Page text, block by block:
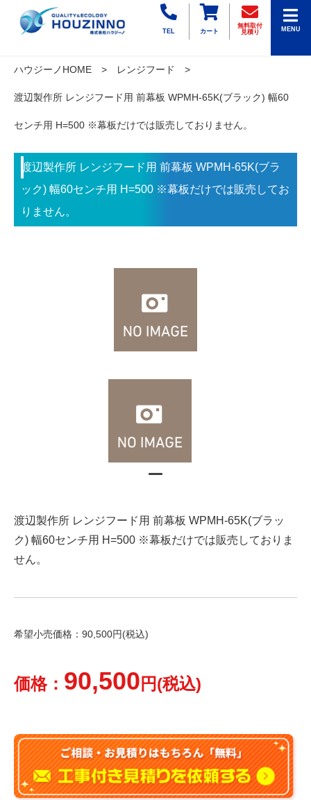
TEL カート
無料取付
見積り
MENU
ハウジーノHOME レンジフード
渡辺製作所 レンジフード用 前幕板 WPMH-65K(ブラック) 幅60
センチ用 H=500 ※幕板だけでは販売しておりません。
渡辺製作所 レンジフード用 前幕板 WPMH-65K(ブラ
ック) 幅60センチ用 H=500 ※幕板だけでは販売してお
りません。
渡辺製作所 レンジフード用 前幕板 WPMH-65K(ブラッ
ク) 幅60センチ用 H=500 ※幕板だけでは販売しておりま
せん。
希望小売価格：90,500円(税込)
価格： 90,500 円(税込)